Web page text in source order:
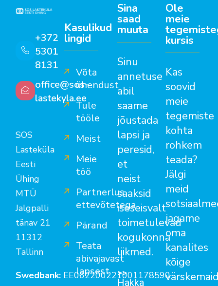
+372
5301
8131
office@sos-
lastekyla.ee
SOS
Lasteküla
Eesti
Ühing
MTÜ
Jalgpalli
tänav 21
11312
Tallinn
Swedbank: EE062200221001178590
Kasulikud
lingid
Võta
ühendust
Tule
tööle
Meist
Meie
töö
Partnerlus
ettevõtetega
Pärand
Teata
abivajavast
lapsest
Sina
saad
muuta
Sinu
annetuse
abil
saame
jõustada
lapsi ja
peresid,
et
neist
saaksid
iseseisvalt
toimetulevad
kogukonna
liikmed.
>>
Hakka
Ole
meie
kursis
Kas
soovid
meie
tegemiste
kohta
rohkem
teada?
Jälgi
meid
jagame
oma
kanalites
kõige